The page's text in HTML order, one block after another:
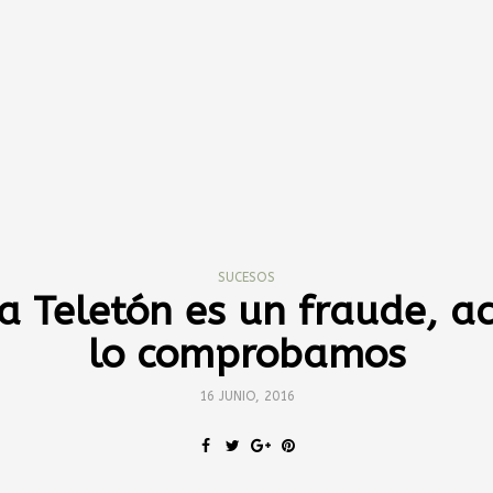
SUCESOS
Teletón es un fraude,
lo comprobamos
16 JUNIO, 2016